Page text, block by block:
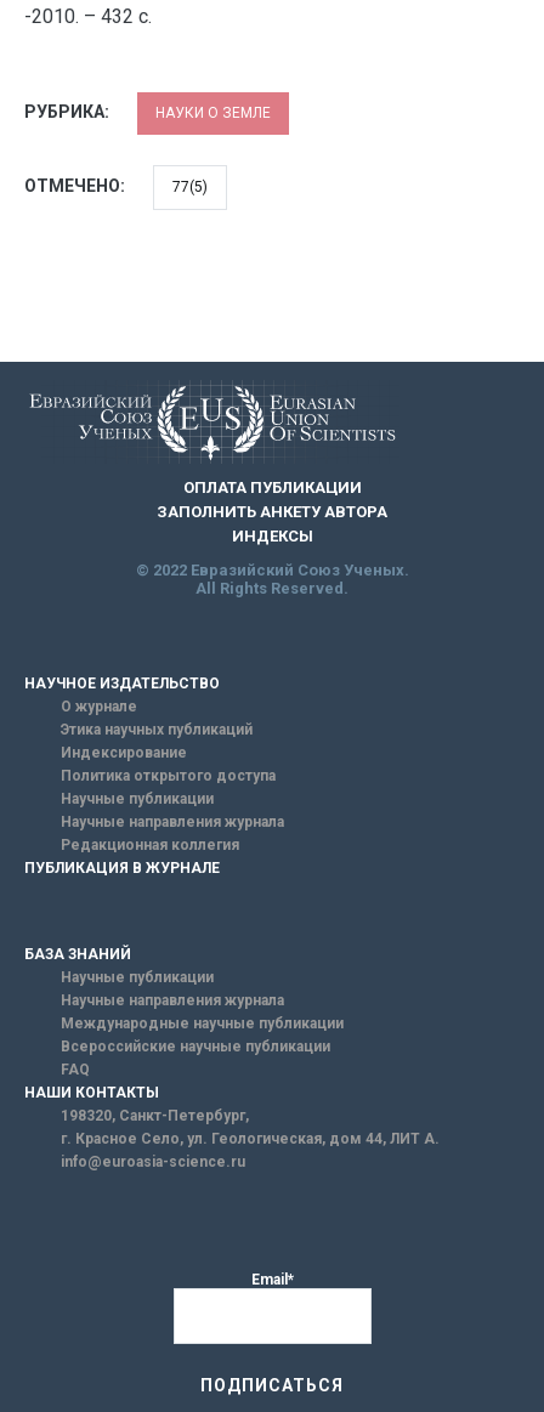
-2010. – 432 с.
РУБРИКА: НАУКИ О ЗЕМЛЕ
ОТМЕЧЕНО: 77(5)
ОПЛАТА ПУБЛИКАЦИИ
ЗАПОЛНИТЬ АНКЕТУ АВТОРА
ИНДЕКСЫ
© 2022 Евразийский Союз Ученых.
All Rights Reserved.
НАУЧНОЕ ИЗДАТЕЛЬСТВО
О журнале
Этика научных публикаций
Индексирование
Политика открытого доступа
Научные публикации
Научные направления журнала
Редакционная коллегия
ПУБЛИКАЦИЯ В ЖУРНАЛЕ
БАЗА ЗНАНИЙ
Научные публикации
Научные направления журнала
Международные научные публикации
Всероссийские научные публикации
FAQ
НАШИ КОНТАКТЫ
198320, Санкт-Петербург,
г. Красное Село, ул. Геологическая, дом 44, ЛИТ А.
info@euroasia-science.ru
Email*